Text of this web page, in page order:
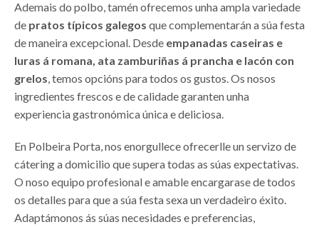
Ademais do polbo, tamén ofrecemos unha ampla variedade
de pratos típicos galegos que complementarán a súa festa
de maneira excepcional. Desde empanadas caseiras e
luras á romana, ata zamburiñas á prancha e lacón con
grelos , temos opcións para todos os gustos. Os nosos
ingredientes frescos e de calidade garanten unha
experiencia gastronómica única e deliciosa.
En Polbeira Porta, nos enorgullece ofrecerlle un servizo de
cátering a domicilio que supera todas as súas expectativas.
O noso equipo profesional e amable encargarase de todos
os detalles para que a súa festa sexa un verdadeiro éxito.
Adaptámonos ás súas necesidades e preferencias,